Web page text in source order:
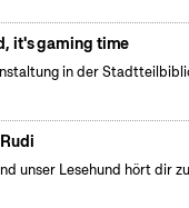
it's gaming time
in der
unser Lesehund hört dir